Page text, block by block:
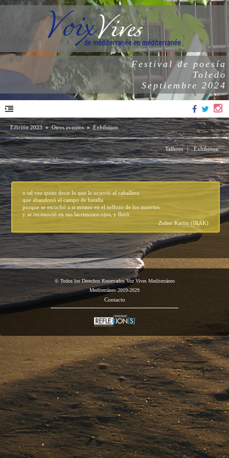
Festival de poesía
Toledo
Septiembre 2024
Edición 2023» Otros eventos » Exhibition
Talleres | Exhibition
o tal vez quiso decir lo que le ocurrió al caballero
que abandonó el campo de batalla
porque se escuchó a sí mismo en el sollozo de los muertos
y se reconoció en sus lacrimosos ojos, y lloró.
Zuher Karim (IRAK)
© Todos los Derechos Reservados Voz Vives Mediterráneo
Mediterráneo 2019-2029
Contacto